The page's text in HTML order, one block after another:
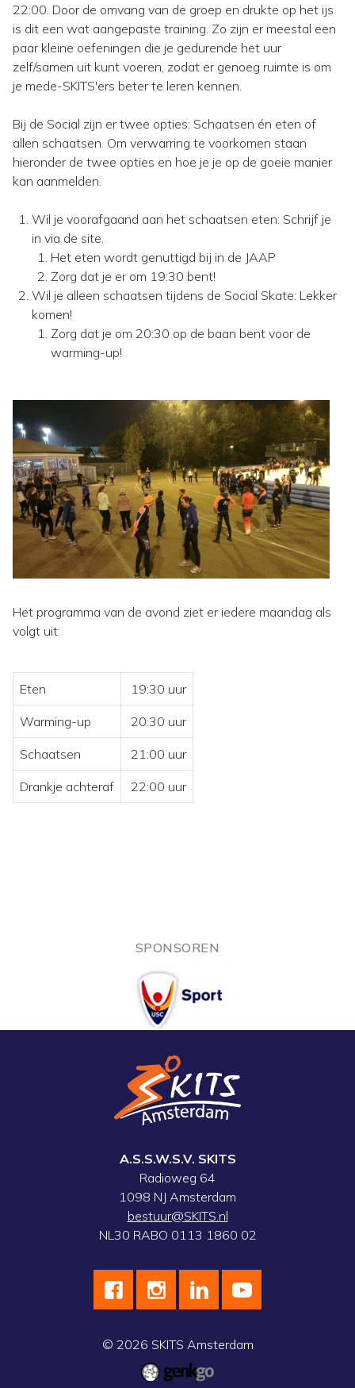
22:00. Door de omvang van de groep en drukte op het ijs
is dit een wat aangepaste training. Zo zijn er meestal een
paar kleine oefeningen die je gedurende het uur
zelf/samen uit kunt voeren, zodat er genoeg ruimte is om
je mede-SKITS'ers beter te leren kennen.
Bij de Social zijn er twee opties: Schaatsen én eten of
allen schaatsen. Om verwarring te voorkomen staan
hieronder de twee opties en hoe je je op de goeie manier
kan aanmelden.
Wil je voorafgaand aan het schaatsen eten: Schrijf je
in via de site.
Het eten wordt genuttigd bij in de JAAP
Zorg dat je er om 19:30 bent!
Wil je alleen schaatsen tijdens de Social Skate: Lekker
komen!
Zorg dat je om 20:30 op de baan bent voor de
warming-up!
Het programma van de avond ziet er iedere maandag als
volgt uit:
Eten 19:30 uur
Warming-up 20:30 uur
Schaatsen 21:00 uur
Drankje achteraf 22:00 uur
SPONSOREN
A.S.S.W.S.V. SKITS
Radioweg 64
1098 NJ Amsterdam
bestuur@SKITS.nl
NL30 RABO 0113 1860 02
© 2026 SKITS Amsterdam